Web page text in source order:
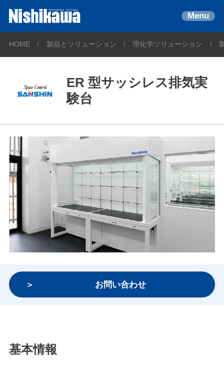
Menu
HOME 製品とソリューション 理化学ソリューション
ER 型サッシレス排気実
験台
お問い合わせ
基本情報